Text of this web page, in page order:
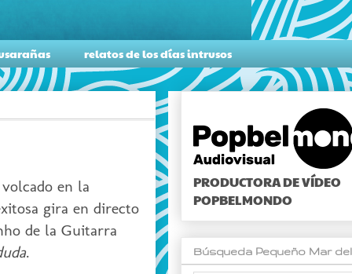
relatos de los días intrusos
en la
gira en directo
de la Guitarra
.
PRODUCTORA DE VÍDEO
POPBELMONDO
Búsqueda Pequeño Mar